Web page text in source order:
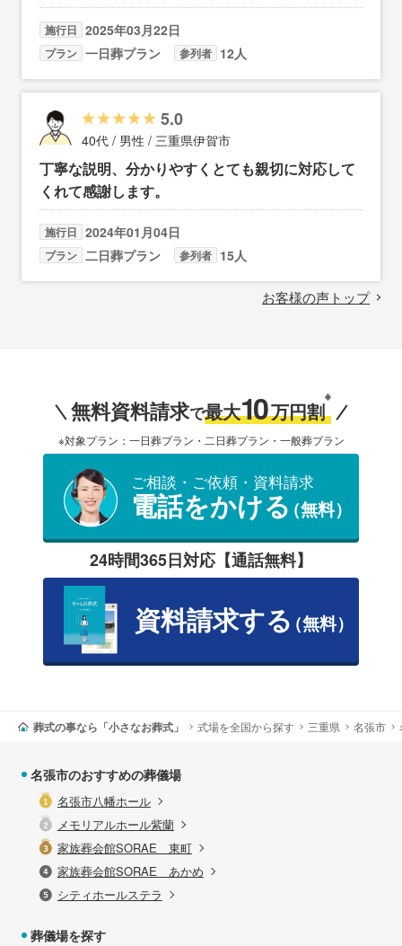
読む本など非常に分かりやすく、母親が亡くなる
年前に葬儀プランを計画することが出来ていたの
で、不安なく葬儀及び各種手続きをすることが出
来た。葬儀もイメージ通りであった ②告別式は特
ッフ様のスキルと心配りにとても感謝しておりま
す。
施行日 2025年03月22日
プラン 一日葬プラン 参列者 12人
5.0
40代 / 男性 / 三重県伊賀市
丁寧な説明、分かりやすくとても親切に対応して
くれて感謝します。
施行日 2024年01月04日
プラン 二日葬プラン 参列者 15人
お客様の声トップ
無料資料請求で最大10万円割
※
※対象プラン：一日葬プラン・二日葬プラン・一般葬プラン
ご相談・ご依頼・資料請求
電話をかける（無料）
24時間365日対応【通話無料】
資料請求する（無料）
葬式の事なら「小さなお葬式」 式場を全国から探す 三重県 名張市
名張市のおすすめの葬儀場
名張市八幡ホール
メモリアルホール紫蘭
家族葬会館SORAE 東町
家族葬会館SORAE あかめ
シティホールステラ
葬儀場を探す